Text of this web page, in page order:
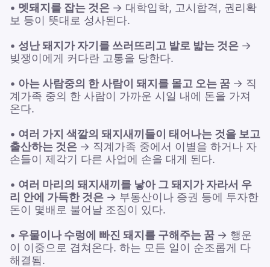
• 멧돼지를 잡는 것은 → 대학입학, 고시합격, 권리확
보 등이 뜻대로 성사된다.
• 성난 돼지가 자기를 쓰러뜨리고 발로 밟는 것은 →
빚쟁이에게 커다란 고통을 당한다.
• 아는 사람중의 한 사람이 돼지를 몰고 오는 꿈 → 직
계가족 중의 한 사람이 가까운 시일 내에 돈을 가져
온다.
• 여러 가지 색깔의 돼지새끼들이 태어나는 것을 보고
출산하는 것은 → 직계가족 중에서 이별을 하거나 자
손들이 제각기 다른 사업에 손을 대게 된다.
• 여러 마리의 돼지새끼를 낳아 그 돼지가 자라서 우
리 안에 가득한 것은 → 부동산이나 증권 등에 투자한
돈이 몇배로 불어날 조짐이 있다.
• 우물이나 수렁에 빠진 돼지를 구해주는 꿈 → 행운
이 이중으로 겹쳐온다. 하는 모든 일이 순조롭게 다
해결됨.